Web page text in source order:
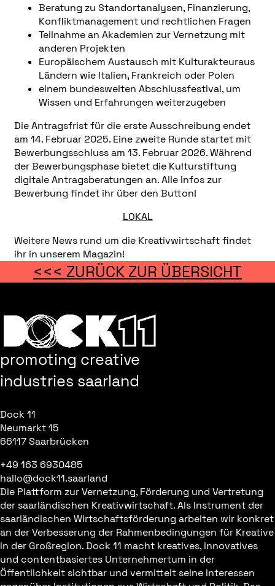
Beratung zu Standortanalysen, Finanzierung,
Konfliktmanagement und rechtlichen Fragen
Teilnahme an Akademien zur Vernetzung mit
anderen Projekten
Europäischem Austausch mit Kulturakteuraus
Ländern wie Italien, Frankreich oder Polen
einem bundesweiten Abschlussfestival, um
Wissen und Erfahrungen weiterzugeben
Die Antragsfrist für die erste Ausschreibung endet
am 14. Februar 2025. Eine zweite Runde startet mit
Bewerbungsschluss am 13. Februar 2026. Während
der Bewerbungsphase bietet die Kulturstiftung
digitale Antragsberatungen an. Alle Infos zur
Bewerbung findet ihr über den Button!
LOKAL
Weitere News rund um die Kreativwirtschaft findet
ihr in unserem Magazin!
<<< ZURÜCK ZUR ÜBERSICHT
promoting creative
industries saarland
Dock 11
Neumarkt 15
66117 Saarbrücken
+49 163 6930485
hallo@dock11.saarland
Die Plattform zur Vernetzung, Förderung und Vertretung
der saarländischen Kreativwirtschaft. Als Instrument der
saarländischen Wirtschaftsförderung arbeiten wir konkret
an der Verbesserung der Rahmenbedingungen für Kreative
in der Großregion. Dock 11 macht kreatives, innovatives
und contentbasiertes Unternehmertum in der
Öffentlichkeit sichtbar und vermittelt seine Interessen